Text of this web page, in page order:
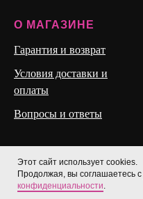
Меню Каталог
Этот сайт использует cookies.
Продолжая, вы соглашаетесь с
конфиденциальности.
О МАГАЗИНЕ
Гарантия и возврат
Условия доставки и
оплаты
Вопросы и ответы